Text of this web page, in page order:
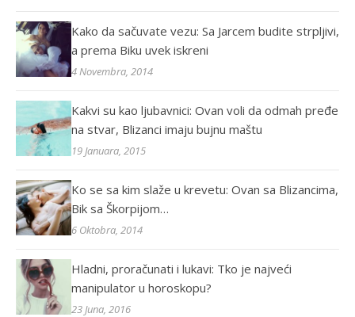
Kako da sačuvate vezu: Sa Jarcem budite strpljivi,
a prema Biku uvek iskreni
4 Novembra, 2014
Kakvi su kao ljubavnici: Ovan voli da odmah pređe
na stvar, Blizanci imaju bujnu maštu
19 Januara, 2015
Ko se sa kim slaže u krevetu: Ovan sa Blizancima,
Bik sa Škorpijom…
6 Oktobra, 2014
Hladni, proračunati i lukavi: Tko je najveći
manipulator u horoskopu?
23 Juna, 2016